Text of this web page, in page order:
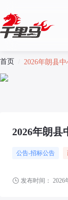
首页 2026年朗县
2026年朗县
公告-招标公告
发布时间： 2026